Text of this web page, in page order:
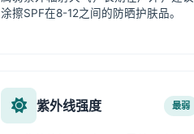
涂擦SPF在8-12之间的防晒护肤品。
紫外线强度 最弱